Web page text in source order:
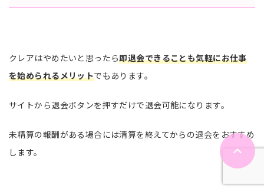
クレアはやめたいと思ったら即退会できることも気軽にお仕事
を始められるメリットでもあります。
サイトから退会ボタンを押すだけで退会可能になります。
未精算の報酬がある場合には清算を終えてからの退会をおすすめ
します。